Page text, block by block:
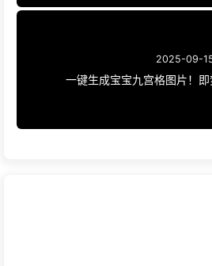
2025-09-
一键生成宝宝九宫格图片！即